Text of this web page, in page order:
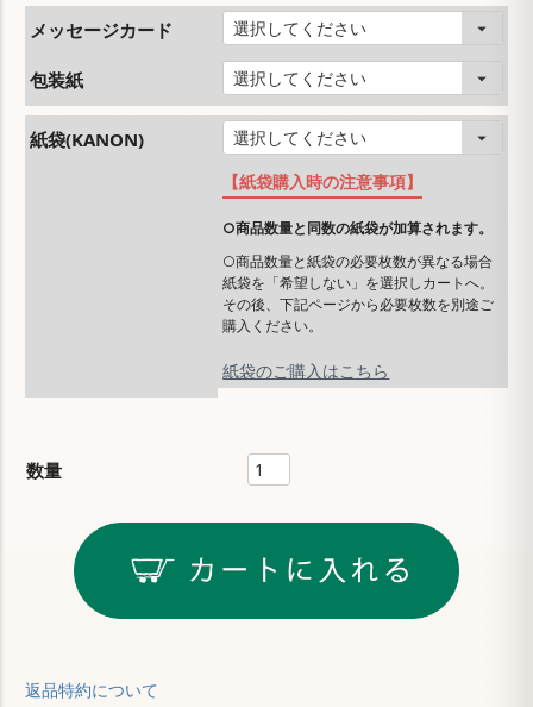
メッセージカード
包装紙
紙袋(KANON)
【紙袋購入時の注意事項】
○商品数量と同数の紙袋が加算されます。
○商品数量と紙袋の必要枚数が異なる場合
紙袋を「希望しない」を選択しカートへ。
その後、下記ページから必要枚数を別途ご
購入ください。
紙袋のご購入はこちら
返品特約について